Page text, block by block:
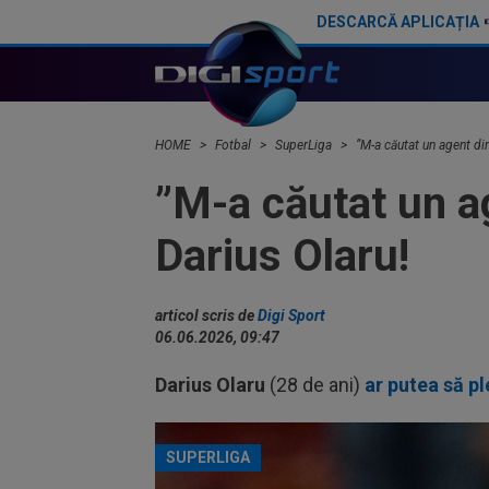
DESCARCĂ APLICAȚIA
HOME Fotbal SuperLiga ”M-a căutat un agent
”M-a căutat un
Darius Olaru!
articol scris deDigi Sport
06.06.2026, 09:47
Darius Olaru (28 de ani) ar putea să
SUPERLIGA